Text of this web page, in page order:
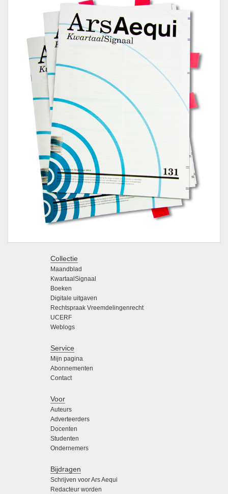
Collectie
Maandblad
KwartaalSignaal
Boeken
Digitale uitgaven
Rechtspraak Vreemdelingenrecht
UCERF
Weblogs
Service
Mijn pagina
Abonnementen
Contact
Voor
Auteurs
Adverteerders
Docenten
Studenten
Ondernemers
Bijdragen
Schrijven voor Ars Aequi
Redacteur worden